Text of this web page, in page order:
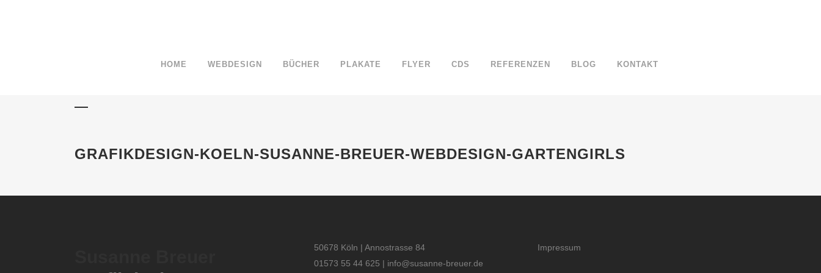
HOME WEBDESIGN BÜCHER PLAKATE FLYER CDS REFERENZEN BLOG KONTAKT
GRAFIKDESIGN-KOELN-SUSANNE-BREUER-WEBDESIGN-GARTENGIRLS
50678 Köln | Annostrasse 84
01573 55 44 625 | info@susanne-breuer.de
Impressum